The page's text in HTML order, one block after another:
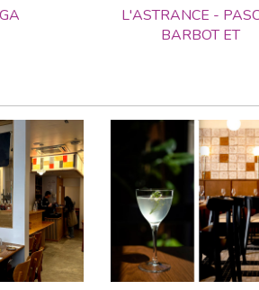
L'ASTRANCE -
BARBOT ET